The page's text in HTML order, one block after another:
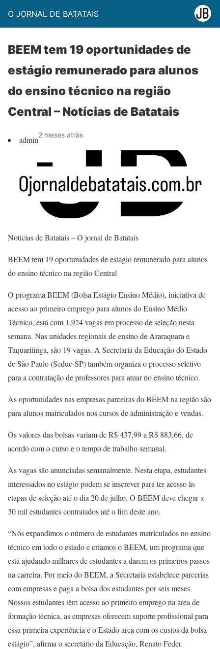
O JORNAL DE BATATAIS
BEEM tem 19 oportunidades de
estágio remunerado para alunos
do ensino técnico na região
Central – Notícias de Batatais
admin2 meses atrás
Noticias de Batatais – O jornal de Batatais
BEEM tem 19 oportunidades de estágio remunerado para alunos
do ensino técnico na região Central
O programa BEEM (Bolsa Estágio Ensino Médio), iniciativa de
acesso ao primeiro emprego para alunos do Ensino Médio
Técnico, está com 1.924 vagas em processo de seleção nesta
semana. Nas unidades regionais de ensino de Araraquara e
Taquaritinga, são 19 vagas. A Secretaria da Educação do Estado
de São Paulo (Seduc-SP) também organiza o processo seletivo
para a contratação de professores para atuar no ensino técnico.
As oportunidades nas empresas parceiras do BEEM na região são
para alunos matriculados nos cursos de administração e vendas.
Os valores das bolsas variam de R$ 437,99 a R$ 883,66, de
acordo com o curso e o tempo de trabalho semanal.
As vagas são anunciadas semanalmente. Nesta etapa, estudantes
interessados no estágio podem se inscrever para ter acesso às
etapas de seleção até o dia 20 de julho. O BEEM deve chegar a
30 mil estudantes contratados até o fim deste ano.
“Nós expandimos o número de estudantes matriculados no ensino
técnico em todo o estado e criamos o BEEM, um programa que
está ajudando milhares de estudantes a darem os primeiros passos
na carreira. Por meio do BEEM, a Secretaria estabelece parcerias
com empresas e paga a bolsa dos estudantes por seis meses.
Nossos estudantes têm acesso ao primeiro emprego na área de
formação técnica, as empresas oferecem suporte profissional para
essa primeira experiência e o Estado arca com os custos da bolsa
estágio”, afirma o secretário da Educação, Renato Feder.